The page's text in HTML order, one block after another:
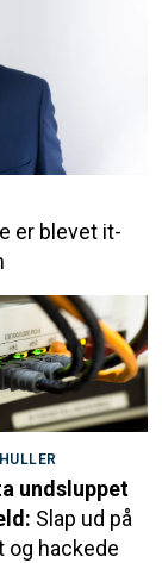
er blevet it-
undsluppet
Slap ud på
og hackede